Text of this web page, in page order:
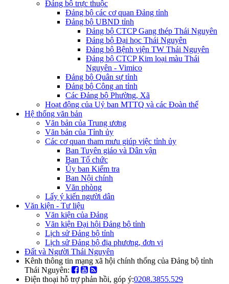
Đảng bộ trực thuộc
Đảng bộ các cơ quan Đảng tỉnh
Đảng bộ UBND tỉnh
Đảng bộ CTCP Gang thép Thái Nguyên
Đảng bộ Đại học Thái Nguyên
Đảng bộ Bệnh viện TW Thái Nguyên
Đảng bộ CTCP Kim loại màu Thái
Nguyên - Vimico
Đảng bộ Quân sự tỉnh
Đảng bộ Công an tỉnh
Các Đảng bộ Phường, Xã
Hoạt động của Uỷ ban MTTQ và các Đoàn thể
Hệ thống văn bản
Văn bản của Trung ương
Văn bản của Tỉnh ủy
Các cơ quan tham mưu giúp việc tỉnh ủy
Ban Tuyên giáo và Dân vận
Ban Tổ chức
Ủy ban Kiểm tra
Ban Nội chính
Văn phòng
Lấy ý kiến người dân
Văn kiện - Tư liệu
Văn kiện của Đảng
Văn kiện Đại hội Đảng bộ tỉnh
Lịch sử Đảng bộ tỉnh
Lịch sử Đảng bộ địa phương, đơn vị
Đất và Người Thái Nguyên
Kênh thông tin mạng xã hội chính thống của Đảng bộ tỉnh
Thái Nguyên:
Điện thoại hỗ trợ phản hồi, góp ý:0208.3855.529